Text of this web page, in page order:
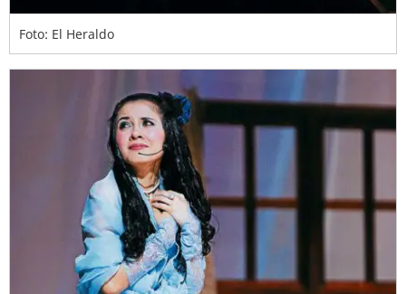
Foto: El Heraldo